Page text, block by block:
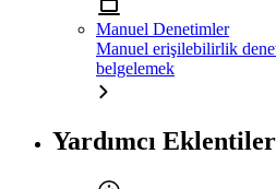
Manuel Denetimler
Manuel erişilebilirlik
belgelemek
Yardımcı Eklentiler